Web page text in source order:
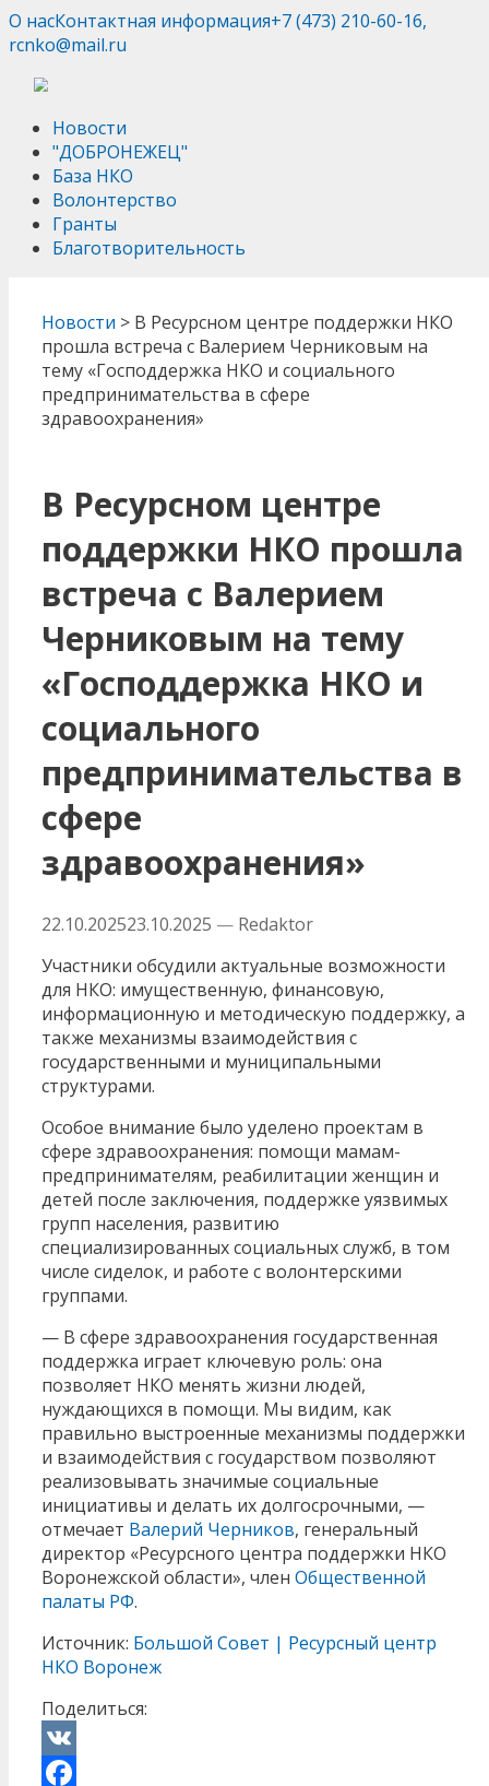
О насКонтактная информация+7 (473) 210-60-16,
rcnko@mail.ru
Новости
"ДОБРОНЕЖЕЦ"
База НКО
Волонтерство
Гранты
Благотворительность
Новости > В Ресурсном центре поддержки НКО
прошла встреча с Валерием Черниковым на
тему «Господдержка НКО и социального
предпринимательства в сфере
здравоохранения»
В Ресурсном центре
поддержки НКО прошла
встреча с Валерием
Черниковым на тему
«Господдержка НКО и
социального
предпринимательства в
сфере
здравоохранения»
22.10.202523.10.2025 — Redaktor
Участники обсудили актуальные возможности
для НКО: имущественную, финансовую,
информационную и методическую поддержку, а
также механизмы взаимодействия с
государственными и муниципальными
структурами.
Особое внимание было уделено проектам в
сфере здравоохранения: помощи мамам-
предпринимателям, реабилитации женщин и
детей после заключения, поддержке уязвимых
групп населения, развитию
специализированных социальных служб, в том
числе сиделок, и работе с волонтерскими
группами.
— В сфере здравоохранения государственная
поддержка играет ключевую роль: она
позволяет НКО менять жизни людей,
нуждающихся в помощи. Мы видим, как
правильно выстроенные механизмы поддержки
и взаимодействия с государством позволяют
реализовывать значимые социальные
инициативы и делать их долгосрочными, —
отмечает Валерий Черников, генеральный
директор «Ресурсного центра поддержки НКО
Воронежской области», член Общественной
палаты РФ.
Источник: Большой Совет | Ресурсный центр
НКО Воронеж
Поделиться:
VK